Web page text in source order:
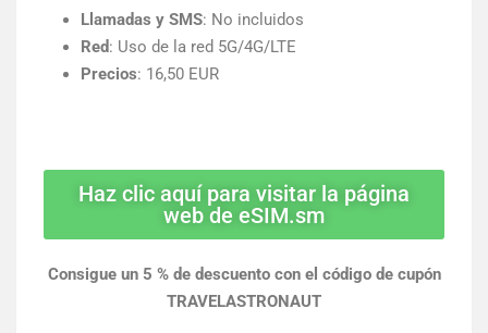
Llamadas y SMS: No incluidos
Red: Uso de la red 5G/4G/LTE
Precios: 16,50 EUR
Haz clic aquí para visitar la página
web de eSIM.sm
Consigue un 5 % de descuento con el código de cupón
TRAVELASTRONAUT